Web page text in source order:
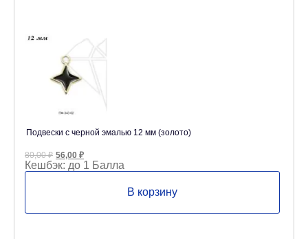
Подвески с черной эмалью 12 мм (золото)
80,00₽ Первоначальная
цена
составляла
56,00 ₽Текущая
цена:
56,00 ₽.
Кешбэк: до 1 Балла
В корзину